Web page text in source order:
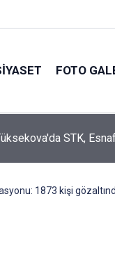
FOTO
STK,
1873 kişi